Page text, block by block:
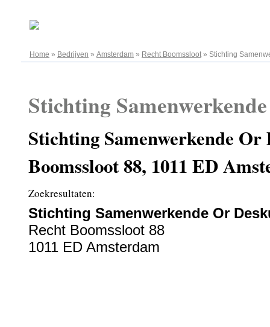
Home » Bedrijven » Amsterdam » Recht Boomssloot» Stichting
Stichting
Stichting Samenwerkende Or
Boomssloot 88, 1011 ED
Zoekresultaten:
Stichting Samenwerkende Or
Recht Boomssloot 88
1011 ED Amsterdam